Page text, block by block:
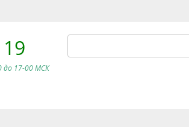
до 17-00 МСК